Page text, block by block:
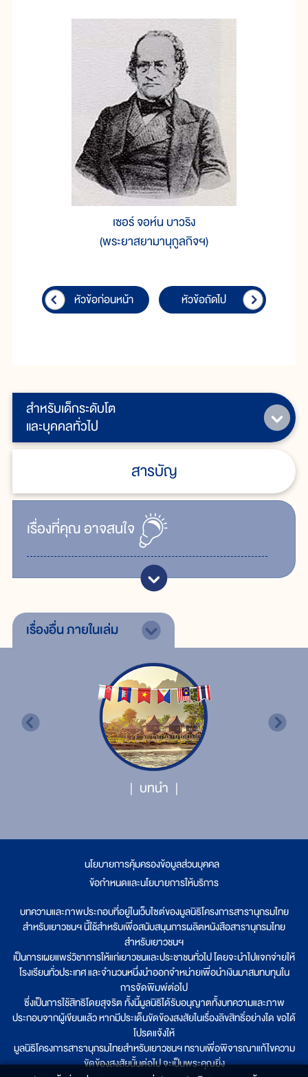
สำหรับเด็กระดับโต
และบุคคลทั่วไป
สารบัญ
เรื่ิองที่คุณอาจสนใจ
เซอร์ จอห์น บาวริง
(พระยาสยามานุกูลกิจฯ)
หัวข้อก่อนหน้า หัวข้อถัดไป
เรื่องอื่นภายในเล่ม
บทนำ
นโยบายการคุ้มครองข้อมูลส่วนบุคคล
ข้อกำหนดและนโยบายการให้บริการ
บทความและภาพประกอบที่อยู่ในเว็บไซต์ของมูลนิธิโครงการสารานุกรมไทย
สำหรับเยาวชนฯ นี้ใช้สำหรับเพื่อสนับสนุนการผลิตหนังสือสารานุกรมไทย
สำหรับเยาวชนฯ
เป็นการเผยแพร่วิชาการให้แก่เยาวชนและประชาชนทั่วไป โดยจะนำไปแจกจ่ายให้
โรงเรียนทั่วประเทศ และจำนวนหนึ่งนำออกจำหน่ายเพื่อนำเงินมาสมทบทุนใน
การจัดพิมพ์ต่อไป
ซึ่งเป็นการใช้สิทธิโดยสุจริต ทั้งนี้มูลนิธิได้รับอนุญาตทั้งบทความและภาพ
ประกอบจากผู้เขียนแล้ว หากมีประเด็นขัดข้องสงสัยในเรื่องลิขสิทธิ์อย่างใด ขอได้
โปรดแจ้งให้
มูลนิธิโครงการสารานุกรมไทยสำหรับเยาวชนฯ ทราบเพื่อพิจารณาแก้ไขความ
ขัดข้องสงสัยนั้นต่อไป จะเป็นพระคุณยิ่ง